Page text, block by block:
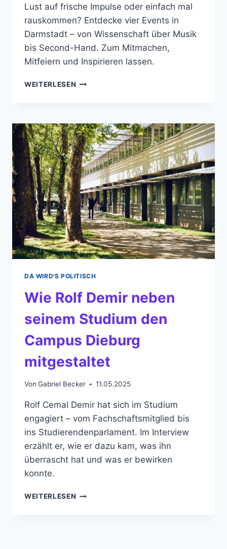
Lust auf frische Impulse oder einfach mal
rauskommen? Entdecke vier Events in
Darmstadt – von Wissenschaft über Musik
bis Second-Hand. Zum Mitmachen,
Mitfeiern und Inspirieren lassen.
WEITERLESEN WAS
(25.
MAI
BIS
07.
JUNI)
DA WIRD'S POLITISCH
Wie Rolf Demir neben
seinem Studium den
Campus Dieburg
mitgestaltet
Von Gabriel Becker 11.05.2025
Rolf Cemal Demir hat sich im Studium
engagiert – vom Fachschaftsmitglied bis
ins Studierendenparlament. Im Interview
erzählt er, wie er dazu kam, was ihn
überrascht hat und was er bewirken
konnte.
WEITERLESEN WIE